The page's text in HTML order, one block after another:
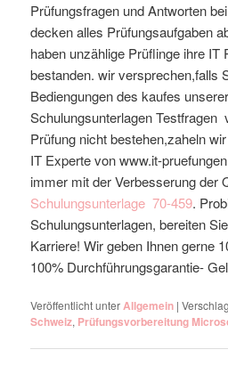
Prüfungsfragen und Antworten
decken alles Prüfungsaufgaben
haben unzählige Prüflinge ihre IT
bestanden. wir versprechen,falls
Bediengungen des kaufes
Schulungsunterlagen Testfragen
Prüfung nicht bestehen,zaheln
IT Experte von www.it-
immer mit der Verbesserung der
Schulungsunterlage 70-459.
Schulungsunterlagen, bereiten
Karriere! Wir geben Ihnen gerne
100% Durchführungsgarantie-
Veröffentlicht unterAllgemein |
Schweiz, Prüfungsvorbereitung